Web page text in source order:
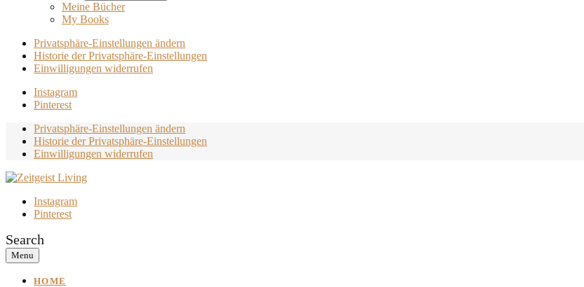
Meine Bücher
My Books
Privatsphäre-Einstellungen ändern
Historie der Privatsphäre-Einstellungen
Einwilligungen widerrufen
Instagram
Pinterest
Privatsphäre-Einstellungen ändern
Historie der Privatsphäre-Einstellungen
Einwilligungen widerrufen
Instagram
Pinterest
Search
Menu
HOME